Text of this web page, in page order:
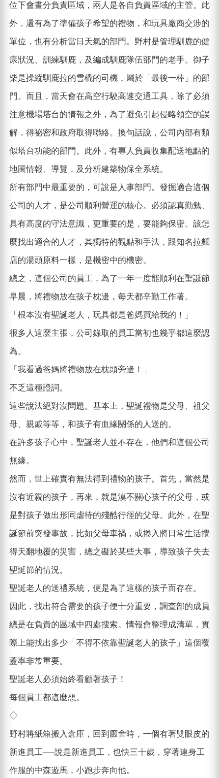
位下會畫分負責區域，兩人是各自負責區域的主管。此
外，還有為了準備孩子希望的禮物，和玩具廠商交涉的
單位，也有分析當日天氣的部門。野村是管理馴鹿的健
康狀況、訓練馴鹿，及編成馴鹿隊伍部門的老手。御子
柴是操縱馴鹿拉的雪橇的司機，屬於「最後一棒」的部
門。而且，當天會在高空行駛高速交通工具，除了必須
注意機場塔台的情報之外，為了避免引起侵略領空的誤
解，得祕密和政府取得聯絡。換句話說，公司內部有類
似塔台功能的部門。此外，有專人負責收集配送地點的
地圖情報、導覽，及分析建築物保全系統。
所有部門中最重要的，可說是人事部門。發掘適合這個
公司的人才，是公司順利營運的核心。必須認真勤勉、
具有高度的守法意識，更重要的是，要能夠保密。該怎
麼找出適合的人才，其獨特的觀點和手法，跟知名拉麵
店的湯頭原料一樣，是機密中的機密。
總之，這個公司的員工，為了一年一度能順利在聖誕節
早晨，將禮物放在孩子枕邊，每天都辛勤工作著。
「根本沒有聖誕老人，玩具都是爸媽買給我的！」
很多人這麼主張，公司錄取的員工當初也幾乎都這麼認
為。
「我看過爸媽將禮物放在枕頭旁邊！」
不乏這種證詞。
這些說法絕對沒問題。基本上，聖誕禮物是父母、祖父
母、親戚等等，和孩子有血緣關係的人送的。
在許多孩子心中，聖誕老人並不存在，他們和這個公司
無緣。
然而，世上確實有無法得到禮物的孩子。首先，當然是
沒有近親的孩子，再來，就是漠不關心孩子的父母，或
是對孩子做出形同虐待的殘酷行徑的父母。此外，在聖
誕節前突發事故，比如父母車禍，或捲入將日常生活攪
得天翻地覆的災害，總之礙於某些大事，導致孩子失去
聖誕節的情況。
聖誕老人的送禮系統，便是為了這樣的孩子而存在。
因此，找出符合需要的孩子便十分重要，調查部的成員
總是在負責的區域中四處搜索。情報會整理成清單，實
際上能找出多少「不得不依靠聖誕老人的孩子」這個覆
蓋率非常重要。
聖誕老人必須始終看顧著孩子！
每個員工都這麼想。
◇
野村將紙箱搬入倉庫，回到廄舍時，一個有著雙眼皮的
新進員工──說是新進員工，也快三十歲，穿著連身工
作服的中森遊馬，小跑步奔向他。